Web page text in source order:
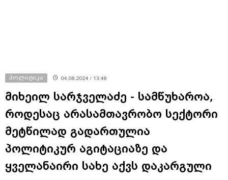
პოლიტიკა 04.08.2024 / 13:48
მიხეილ სარჯველაძე - სამწუხაროა,
როდესაც არასამთავრობო სექტორი
მეტწილად გადართულია
პოლიტიკურ აგიტაციაზე და
ყველანაირი სახე აქვს დაკარგული